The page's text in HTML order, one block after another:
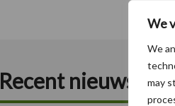
We
We
may
Recent nieuws